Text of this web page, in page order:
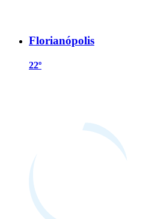
Florianópolis
22º